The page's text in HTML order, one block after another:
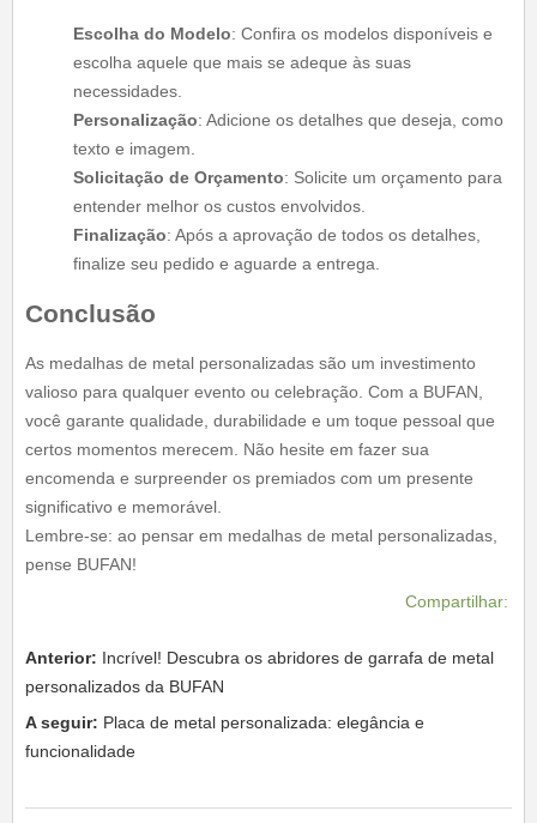
Escolha do Modelo: Confira os modelos disponíveis e
escolha aquele que mais se adeque às suas
necessidades.
Personalização: Adicione os detalhes que deseja, como
texto e imagem.
Solicitação de Orçamento: Solicite um orçamento para
entender melhor os custos envolvidos.
Finalização: Após a aprovação de todos os detalhes,
finalize seu pedido e aguarde a entrega.
Conclusão
As medalhas de metal personalizadas são um investimento
valioso para qualquer evento ou celebração. Com a BUFAN,
você garante qualidade, durabilidade e um toque pessoal que
certos momentos merecem. Não hesite em fazer sua
encomenda e surpreender os premiados com um presente
significativo e memorável.
Lembre-se: ao pensar em medalhas de metal personalizadas,
pense BUFAN!
Compartilhar:
Anterior: Incrível! Descubra os abridores de garrafa de metal
personalizados da BUFAN
A seguir: Placa de metal personalizada: elegância e
funcionalidade